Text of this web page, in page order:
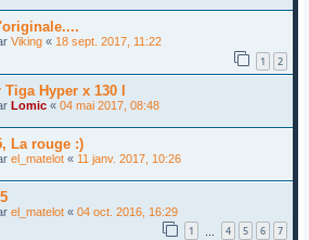
Viking « 18 sept. 2017, 11:22
1 2
Hyper x 130 l
Lomic « 04 mai 2017, 08:48
La rouge :)
el_matelot « 11 janv. 2017, 10:26
el_matelot « 04 oct. 2016, 16:29
1 4 5 6 7